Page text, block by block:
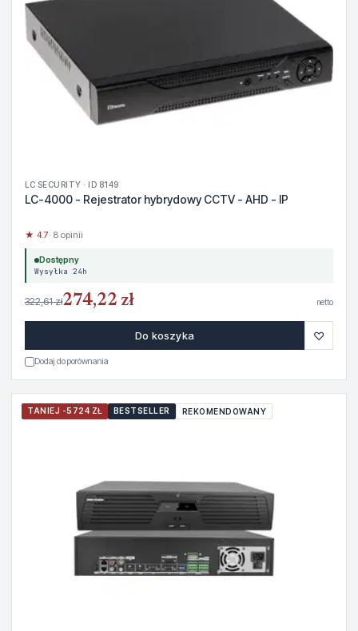
LC SECURITY · ID 8149
LC-4000 - Rejestrator hybrydowy CCTV - AHD - IP
★ 4.7· 8 opinii
Dostępny
Wysyłka 24h
322,61 zł274,22 zł netto
Do koszyka ♡
Dodaj do porównania
TANIEJ -5724 ZŁ BESTSELLER REKOMENDOWANY